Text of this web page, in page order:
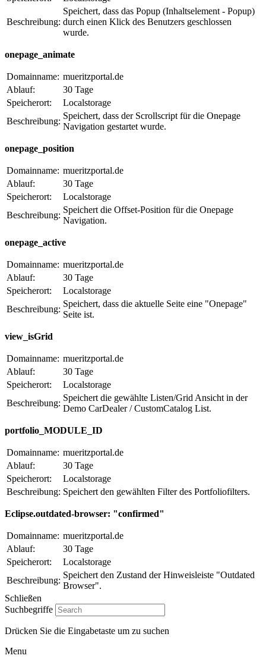
Beschreibung:
Speichert, dass das Popup (Inhaltselement - Popup)
durch einen Klick des Benutzers geschlossen
wurde.
onepage_animate
Domainname: mueritzportal.de
Ablauf:
30 Tage
Speicherort:
Localstorage
Beschreibung:
Speichert, dass der Scrollscript für die Onepage
Navigation gestartet wurde.
onepage_position
Domainname: mueritzportal.de
Ablauf:
30 Tage
Speicherort:
Localstorage
Beschreibung:
Speichert die Offset-Position für die Onepage
Navigation.
onepage_active
Domainname: mueritzportal.de
Ablauf:
30 Tage
Speicherort:
Localstorage
Beschreibung:
Speichert, dass die aktuelle Seite eine "Onepage"
Seite ist.
view_isGrid
Domainname: mueritzportal.de
Ablauf:
30 Tage
Speicherort:
Localstorage
Beschreibung:
Speichert die gewählte Listen/Grid Ansicht in der
Demo CarDealer / CustomCatalog List.
portfolio_MODULE_ID
Domainname: mueritzportal.de
Ablauf:
30 Tage
Speicherort:
Localstorage
Beschreibung: Speichert den gewählten Filter des Portfoliofilters.
Eclipse.outdated-browser: "confirmed"
Domainname: mueritzportal.de
Ablauf:
30 Tage
Speicherort:
Localstorage
Beschreibung:
Speichert den Zustand der Hinweisleiste "Outdated
Browser".
Schließen
Suchbegriffe
Drücken Sie die Eingabetaste um zu suchen
Menu